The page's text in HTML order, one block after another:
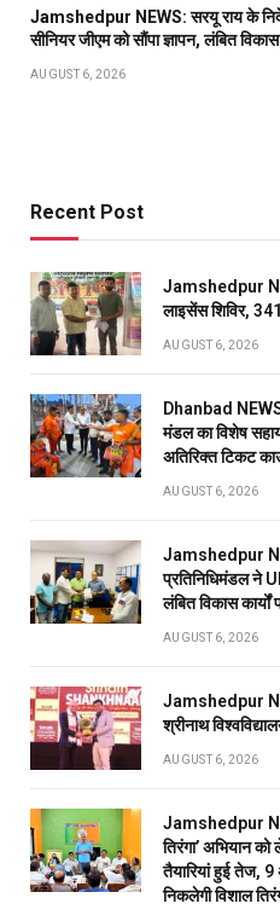
Jamshedpur NEWS: सरयू राय के
सीनियर जीएम को सौंपा ज्ञापन, लंबित
AUGUST 6, 2026
Recent Post
Jamshedpur
लाइसेंस शिविर,
AUGUST 6, 2026
Dhanbad NEWS:
मंडल का विशेष
अतिरिक्त टिकट
AUGUST 6, 2026
Jamshedpur
प्रतिनिधिमंडल ने
लंबित विकास
AUGUST 6, 2026
Jamshedpur
श्रीनाथ
AUGUST 6, 2026
Jamshedpur
तिरंगा’ अभियान
तैयारियां हुई तेज,
निकलेगी विशाल